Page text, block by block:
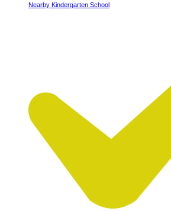
Nearby Kindergarten School